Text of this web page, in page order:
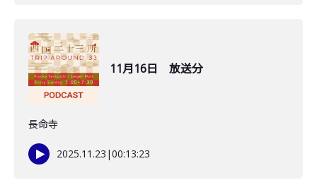
11月16日 放送分
長命寺
2025.11.23 |00:13:23